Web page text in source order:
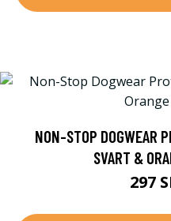
NON-STOP DOGWEAR
SVART &
297